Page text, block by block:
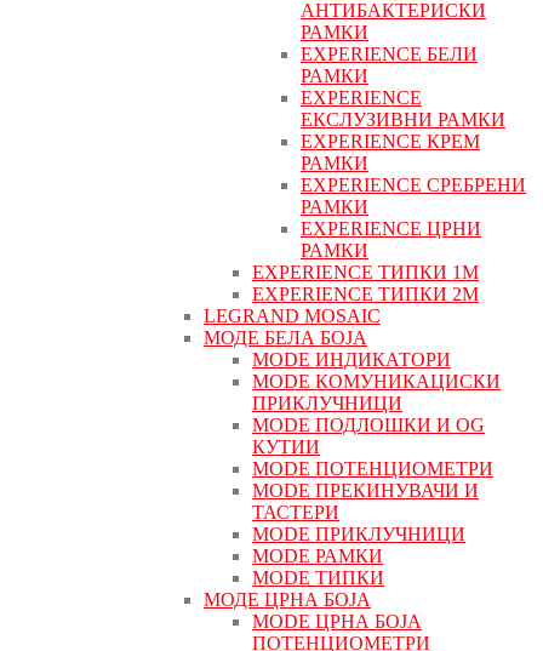
АНТИБАКТЕРИСКИ
РАМКИ
EXPERIENCE БЕЛИ
РАМКИ
EXPERIENCE
ЕКСЛУЗИВНИ РАМКИ
EXPERIENCE КРЕМ
РАМКИ
EXPERIENCE СРЕБРЕНИ
РАМКИ
EXPERIENCE ЦРНИ
РАМКИ
EXPERIENCE ТИПКИ 1M
EXPERIENCE ТИПКИ 2М
LEGRAND MOSAIC
МОДЕ БЕЛА БОЈА
MODE ИНДИКАТОРИ
MODE КОМУНИКАЦИСКИ
ПРИКЛУЧНИЦИ
MODE ПОДЛОШКИ И OG
КУТИИ
MODE ПОТЕНЦИОМЕТРИ
MODE ПРEКИНУВАЧИ И
ТАСТЕРИ
MODE ПРИКЛУЧНИЦИ
MODE РАМКИ
MODE ТИПКИ
МОДЕ ЦРНА БОЈА
MODE ЦРНА БОЈА
ПОТЕНЦИОМЕТРИ